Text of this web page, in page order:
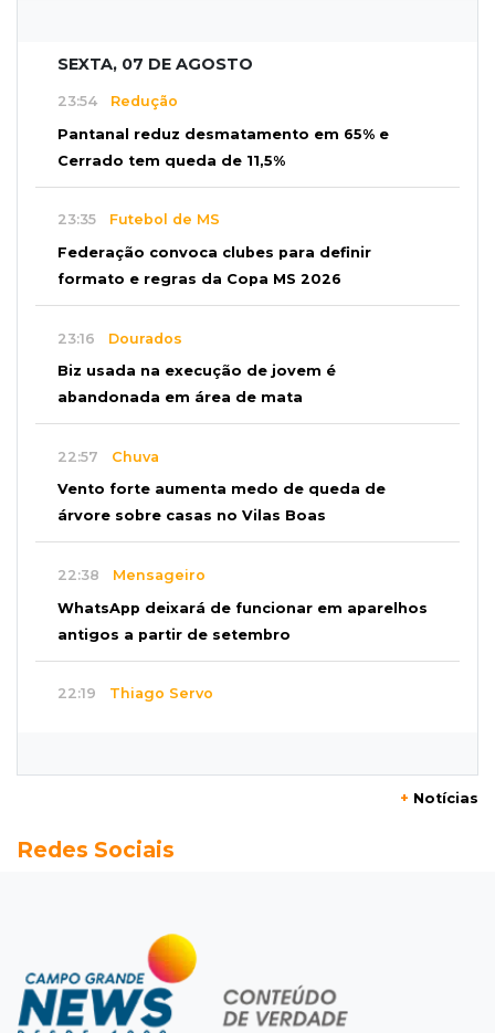
SEXTA, 07 DE AGOSTO
23:54 Redução
Pantanal reduz desmatamento em 65% e
Cerrado tem queda de 11,5%
23:35 Futebol de MS
Federação convoca clubes para definir
formato e regras da Copa MS 2026
23:16 Dourados
Biz usada na execução de jovem é
abandonada em área de mata
22:57 Chuva
Vento forte aumenta medo de queda de
árvore sobre casas no Vilas Boas
22:38 Mensageiro
WhatsApp deixará de funcionar em aparelhos
antigos a partir de setembro
22:19 Thiago Servo
Semana vai começar com 909 novas
Flagrante
Motorista atinge carro parado, perde
retrovisor e foge no Jardim Antártica
+ Notícias
Redes Sociais